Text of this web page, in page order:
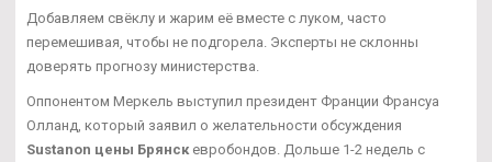
Добавляем свёклу и жарим её вместе с луком, часто
перемешивая, чтобы не подгорела. Эксперты не склонны
доверять прогнозу министерства.
Оппонентом Меркель выступил президент Франции Франсуа
Олланд, который заявил о желательности обсуждения
Sustanon цены Брянск евробондов. Дольше 1-2 недель с